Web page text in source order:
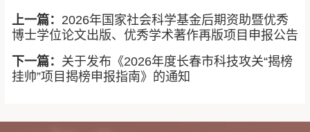
上一篇： 2026年国家社会科学基金后期资助暨优秀
博士学位论文出版、优秀学术著作再版项目申报公告
下一篇： 关于发布《2026年度长春市科技攻关“揭榜
挂帅”项目揭榜申报指南》的通知